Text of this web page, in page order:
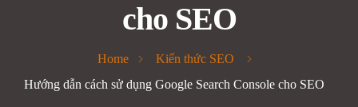
cho SEO
Home
Kiến thức SEO
Hướng dẫn cách sử dụng Google Search Console cho SEO